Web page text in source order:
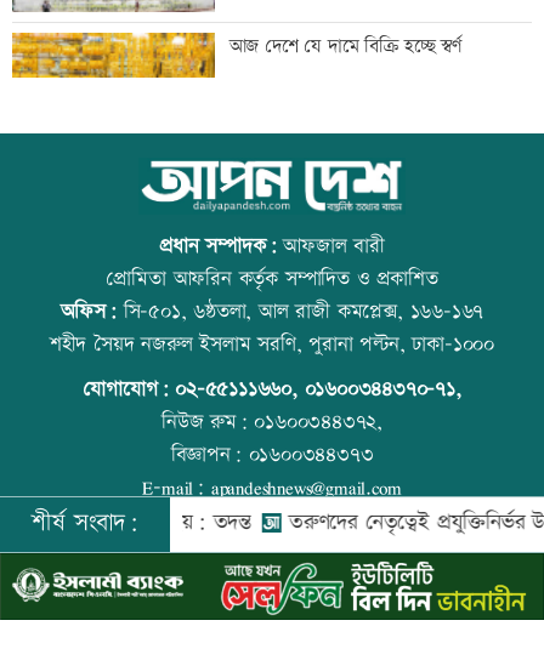
তরুণদের নেতৃত্বেই প্রযুক্তিনির্ভর উন্নয়ন হবে:
তথ্যপ্রযুক্তিমন্ত্রী
লক্ষ্মীপুর জেলা প্রশাসনের ১৪ কর্মকর্তা-
কর্মচারীর বিদায়ী সংবর্ধনা
সব শর্ত মেনে নিলে হরমুজ খুলবো: ইরান
মেসির বাবা মারা গেছেন
বিএনপি গণমাধ্যমের স্বাধীনতায় বিশ্বাস করে:
আজ দেশে যে দামে বিক্রি হচ্ছে স্বর্ণ
আজ বিশ্ব বন্ধু দিবস
কোরআন-হাদিসে নামাজ না পড়ার শাস্তি
আজ স্বর্ণ-রুপা যে দামে বিক্রি হচ্ছে
আজ দেশে স্বর্ণের দাম বাড়ল নাকি কমলো
প্রধান সম্পাদক:আফজাল বারী
প্রোমিতা আফরিন কর্তৃক সম্পাদিত ও প্রকাশিত
অফিস:সি-৫০১, ৬ষ্ঠতলা, আল রাজী কমপ্লেক্স, ১৬৬-১৬৭
শহীদ সৈয়দ নজরুল ইসলাম সরণি, পুরানা পল্টন, ঢাকা-১০০০
যোগাযোগ: ০২-৫৫১১১৬৬০, ০১৬০০৩৪৪৩৭০-৭১,
নিউজ রুম:০১৬০০৩৪৪৩৭২,
বিজ্ঞাপন: ০১৬০০৩৪৪৩৭৩
E-mail: apandeshnews@gmail.com
©২০২৬ |আপন দেশ ডটকমকর্তৃক সর্বসত্ব ® সংরক্ষিত | উন্নয়নে
ইমিথমেকারস.কম
শীর্ষ সংবাদ:
গুম করা হয়: তদন্ত তরুণদের নেতৃত্বেই প্রযুক্তিনির্ভর উন্নয়ন